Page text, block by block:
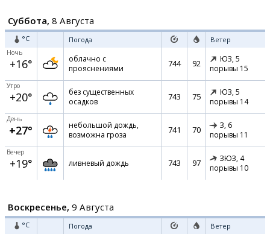
Суббота, 8 Августа
°C Погода Ветер
Ночь
+16°
облачно с
прояснениями
744 92 ЮЗ, 5
порывы 15
Утро
+20°
без существенных
осадков
743 75 ЮЗ, 5
порывы 14
День
+27°
небольшой дождь,
возможна гроза
741 70 З, 6
порывы 11
Вечер
+19° ливневый дождь 743 97 ЗЮЗ, 4
порывы 10
Воскресенье, 9 Августа
°C Погода Ветер